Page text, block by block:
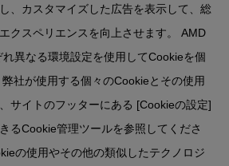
、カスタマイズした広告を表示して、総
クスペリエンスを向上させます。 AMD
異なる環境設定を使用してCookieを個
社が使用する個々のCookieとその使用
サイトのフッターにある [Cookieの設定]
るCookie管理ツールを参照してくださ
の使用やその他の類似したテクノロジ